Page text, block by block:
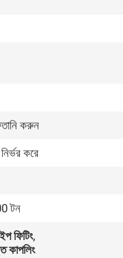
করুন
করে
টন
ফিটিং,
কাপলিং